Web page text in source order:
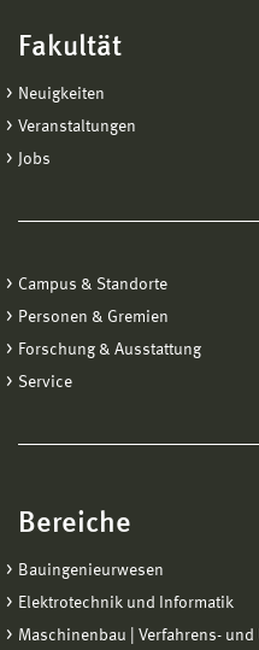
Fakultät
Neuigkeiten
Veranstaltungen
Jobs
Campus & Standorte
Personen & Gremien
Forschung & Ausstattung
Service
Bereiche
Bauingenieurwesen
Elektrotechnik und Informatik
Maschinenbau | Verfahrens-